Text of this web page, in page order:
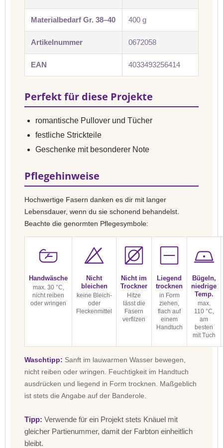
Materialbedarf Gr. 38–40 400 g
Artikelnummer 0672058
EAN 4033493256414
Perfekt für diese Projekte
romantische Pullover und Tücher
festliche Strickteile
Geschenke mit besonderer Note
Pflegehinweise
Hochwertige Fasern danken es dir mit langer
Lebensdauer, wenn du sie schonend behandelst.
Beachte die genormten Pflegesymbole:
Handwäsche
max. 30 °C,
nicht reiben
oder wringen
Nicht
bleichen
keine Bleich-
oder
Fleckenmittel
Nicht im
Trockner
Hitze
lässt die
Fasern
verfilzen
Liegend
trocknen
in Form
ziehen,
flach auf
einem
Handtuch
Bügeln,
niedrige
Temp.
max.
110 °C,
am
besten
mit Tuch
Waschtipp: Sanft im lauwarmen Wasser bewegen,
nicht reiben oder wringen. Feuchtigkeit im Handtuch
ausdrücken und liegend in Form trocknen. Maßgeblich
ist stets die Angabe auf der Banderole.
Tipp: Verwende für ein Projekt stets Knäuel mit
gleicher Partienummer, damit der Farbton einheitlich
bleibt.